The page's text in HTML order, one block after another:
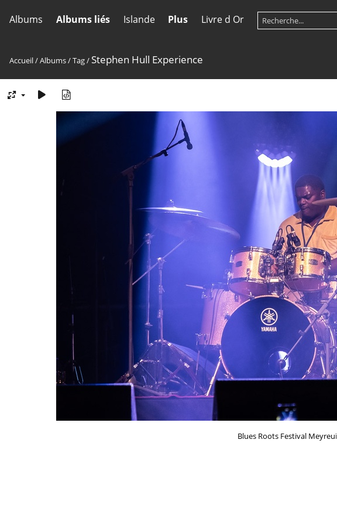
Albums Albums liés Islande Plus Livre d Or
Accueil/Albums/Tag/ Stephen Hull Experience
Blues Roots Festival